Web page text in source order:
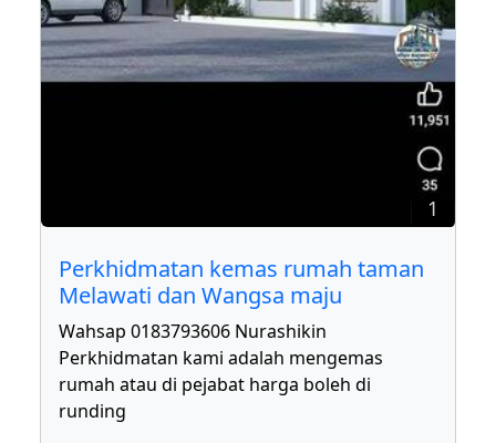
1
Perkhidmatan kemas rumah taman
Melawati dan Wangsa maju
Wahsap 0183793606 Nurashikin
Perkhidmatan kami adalah mengemas
rumah atau di pejabat harga boleh di
runding